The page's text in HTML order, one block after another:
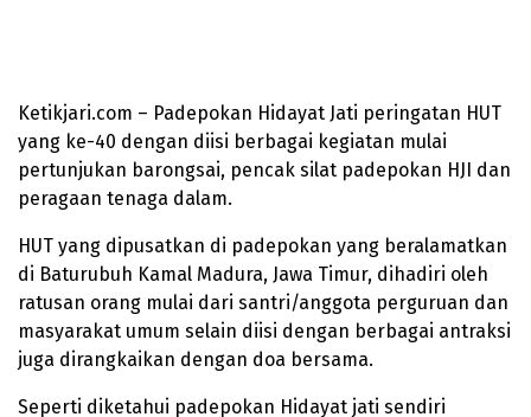
Ketikjari.com – Padepokan Hidayat Jati peringatan HUT
yang ke-40 dengan diisi berbagai kegiatan mulai
pertunjukan barongsai, pencak silat padepokan HJI dan
peragaan tenaga dalam.
HUT yang dipusatkan di padepokan yang beralamatkan
di Baturubuh Kamal Madura, Jawa Timur, dihadiri oleh
ratusan orang mulai dari santri/anggota perguruan dan
masyarakat umum selain diisi dengan berbagai antraksi
juga dirangkaikan dengan doa bersama.
Seperti diketahui padepokan Hidayat jati sendiri